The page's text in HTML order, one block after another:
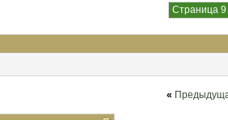
Страница 9
«